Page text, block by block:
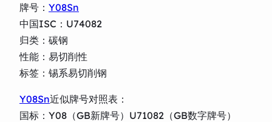
牌号： Y08Sn
中国ISC：U74082
归类：碳钢
性能：易切削性
标签：锡系易切削钢
Y08Sn近似牌号对照表：
国标：Y08（GB新牌号）U71082（GB数字牌号）